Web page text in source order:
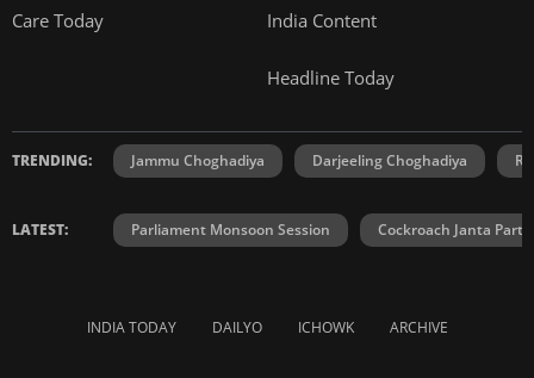
Care Today India Content
Headline Today
TRENDING: Jammu Choghadiya Darjeeling Choghadiya
LATEST: Parliament Monsoon Session Cockroach Janta
INDIA TODAY DAILYO ICHOWK ARCHIVE